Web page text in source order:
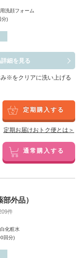
顔フォーム
)
詳細を見る
※をクリアに洗い上げる
定期購入する
定期お届けおトク便とは＞
通常購入する
外品）
件
化粧水
分)